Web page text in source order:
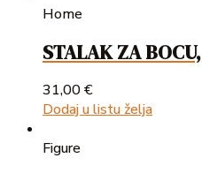
Home
STALAK ZA
31,00€
Dodaj u listu želja
Figure